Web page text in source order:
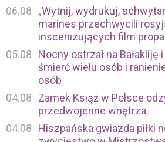
06.08
„Wytnij, wydrukuj,
marines przechwycili
inscenizujących film
05.08
Nocny ostrzał na Bałakliję
śmierć wielu osób i
osób
04.08
Zamek Książ w Polsce
przedwojenne wnętrza
04.08
Hiszpańska gwiazda piłki